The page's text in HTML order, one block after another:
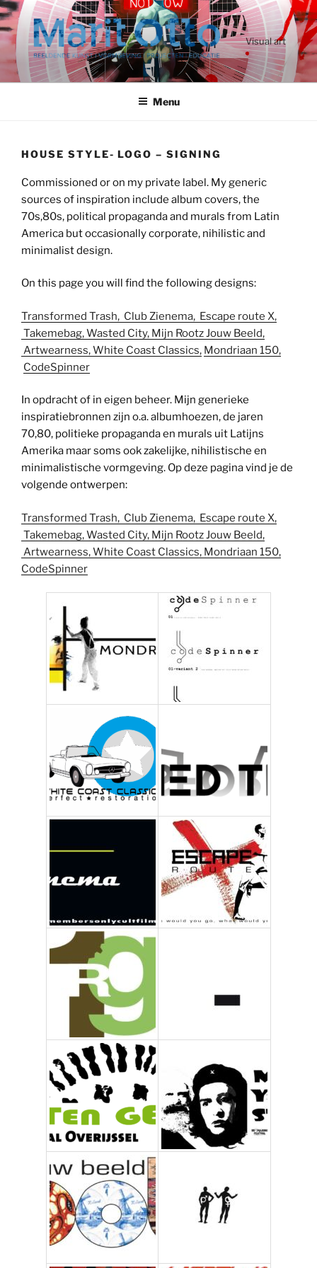
Ga
naar
de
inhoud
Visual art
Menu
HOUSE STYLE- LOGO – SIGNING
Commissioned or on my private label. My generic
sources of inspiration include album covers, the
70s,80s, political propaganda and murals from Latin
America but occasionally corporate, nihilistic and
minimalist design.
On this page you will find the following designs:
Transformed Trash, Club Zienema, Escape route X,
Takemebag,Wasted City, Mijn Rootz Jouw Beeld,
Artwearness,White Coast Classics, Mondriaan 150,
CodeSpinner
In opdracht of in eigen beheer. Mijn generieke
inspiratiebronnen zijn o.a. albumhoezen, de jaren
70,80, politieke propaganda en murals uit Latijns
Amerika maar soms ook zakelijke, nihilistische en
minimalistische vormgeving. Op deze pagina vind je de
volgende ontwerpen:
Transformed Trash, Club Zienema, Escape route X,
Takemebag,Wasted City, Mijn Rootz Jouw Beeld,
Artwearness,White Coast Classics, Mondriaan 150,
CodeSpinner